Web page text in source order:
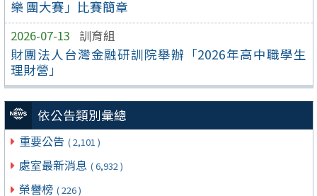
樂 團大賽」比賽簡章
2026-07-13 訓育組
財團法人台灣金融研訓院舉辦「2026年高中職學生
理財營」
依公告類別彙總
重要公告 ( 2,101 )
處室最新消息 ( 6,932 )
榮譽榜 ( 226 )